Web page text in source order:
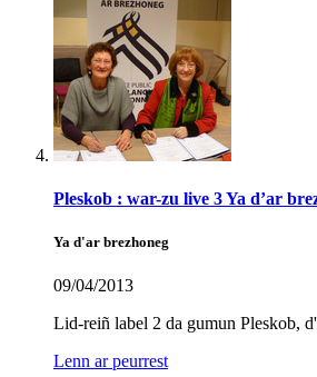
Pleskob : war-zu live 3 Ya d’ar
Ya d'ar brezhoneg
09/04/2013
Lid-reiñ label 2 da gumun Pleskob,
Lenn ar peurrest